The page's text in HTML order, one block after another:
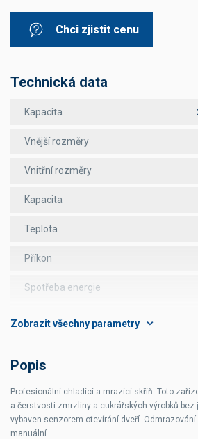
Chci zjistit cenu
Technická data
Kapacita
Vnější rozměry
Vnitřní rozměry
Kapacita
Teplota
Příkon
Spotřeba energie
Odmrazování
Hmotnost
Popis
Profesionální chladící a mrazící skříň. Toto
a čerstvosti zmrzliny a cukrářských výrobků bez
vybaven senzorem otevírání dveří.
manuální.